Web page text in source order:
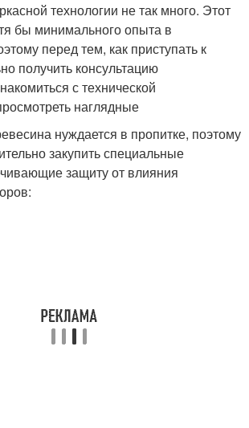
технологии не так много. Этот
бы минимального опыта в
перед тем, как приступать к
получить консультацию
с технической
наглядные
нуждается в пропитке, поэтому
закупить специальные
защиту от влияния